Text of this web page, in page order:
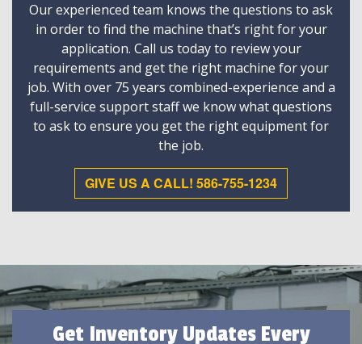
Our experienced team knows the questions to ask
in order to find the machine that’s right for your
application. Call us today to review your
requirements and get the right machine for your
job. With over 75 years combined-experience and a
full-service support staff we know what questions
to ask to ensure you get the right equipment for
the job.
GIVE US A CALL! 586-755-1234
Get Inventory Updates Every